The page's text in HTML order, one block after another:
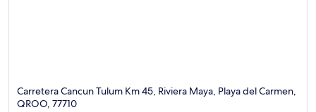
Carretera Cancun Tulum Km 45, Riviera Maya, Playa del Carmen,
QROO, 77710